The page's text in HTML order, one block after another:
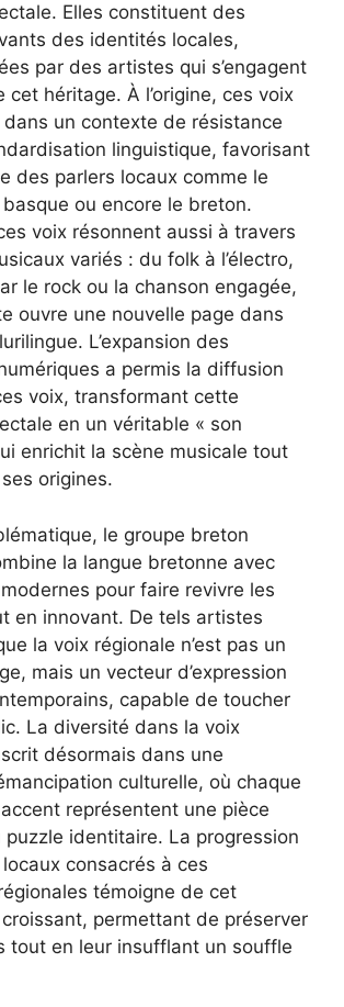
Elles constituent des
des identités locales,
par des artistes qui s’engagent
cet héritage. À l’origine, ces voix
dans un contexte de résistance
linguistique, favorisant
des parlers locaux comme le
ou encore le breton.
voix résonnent aussi à travers
variés : du folk à l’électro,
le rock ou la chanson engagée,
ouvre une nouvelle page dans
L’expansion des
a permis la diffusion
voix, transformant cette
en un véritable « son
enrichit la scène musicale tout
origines.
le groupe breton
la langue bretonne avec
pour faire revivre les
en innovant. De tels artistes
la voix régionale n’est pas un
mais un vecteur d’expression
capable de toucher
La diversité dans la voix
désormais dans une
culturelle, où chaque
représentent une pièce
puzzle identitaire. La progression
consacrés à ces
témoigne de cet
permettant de préserver
tout en leur insufflant un souffle